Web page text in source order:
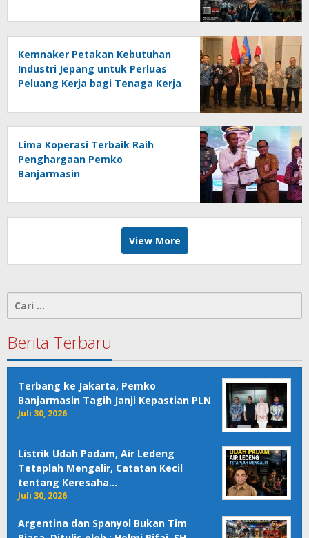
Kemnaker Petakan Kebutuhan
Industri Jepang untuk Perluas
Peluang Kerja bagi Tenaga Kerja
Lima Koperasi Terbaik Raih
Penghargaan Pemko
Banjarmasin
View More
Cari
untuk:
Berita Terbaru
Terbang ke Jakarta, Pemko
Banjarmasin Tagih Janji Kepastian PLN
Juli 30, 2026
Listrik Udah Padam, Air Ledeng
Tetaplah Mengalir, Catatan Kecil
tentang Keresaha…
Juli 30, 2026
Argentina dan Spanyol Bukan Tim